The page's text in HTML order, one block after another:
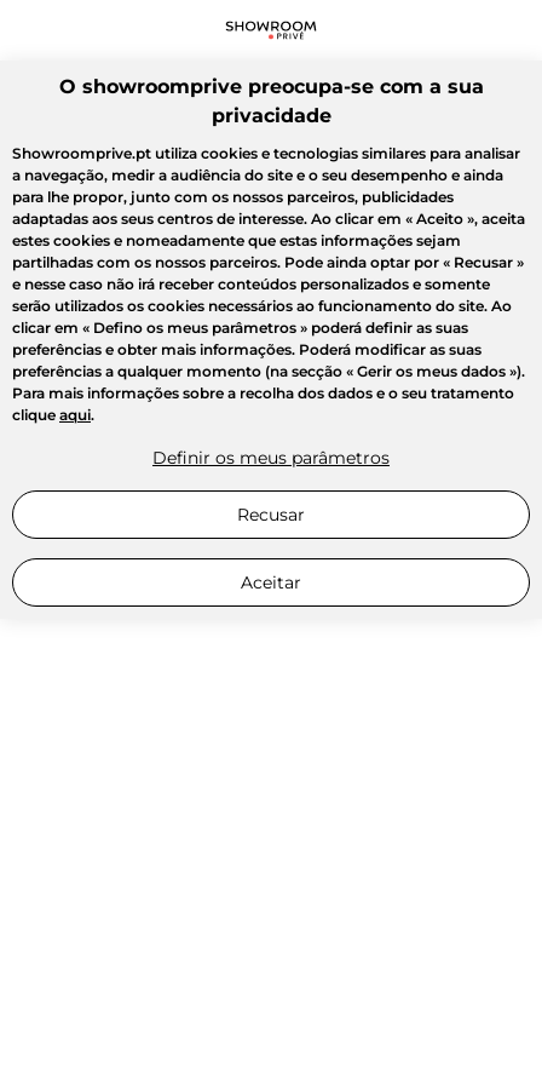
O showroomprive preocupa-se com a sua
privacidade
Showroomprive.pt utiliza cookies e tecnologias similares para analisar
a navegação, medir a audiência do site e o seu desempenho e ainda
para lhe propor, junto com os nossos parceiros, publicidades
adaptadas aos seus centros de interesse. Ao clicar em « Aceito », aceita
estes cookies e nomeadamente que estas informações sejam
partilhadas com os nossos parceiros. Pode ainda optar por « Recusar »
e nesse caso não irá receber conteúdos personalizados e somente
serão utilizados os cookies necessários ao funcionamento do site. Ao
clicar em « Defino os meus parâmetros » poderá definir as suas
preferências e obter mais informações. Poderá modificar as suas
preferências a qualquer momento (na secção « Gerir os meus dados »).
Para mais informações sobre a recolha dos dados e o seu tratamento
clique aqui.
Definir os meus parâmetros
Recusar
Aceitar